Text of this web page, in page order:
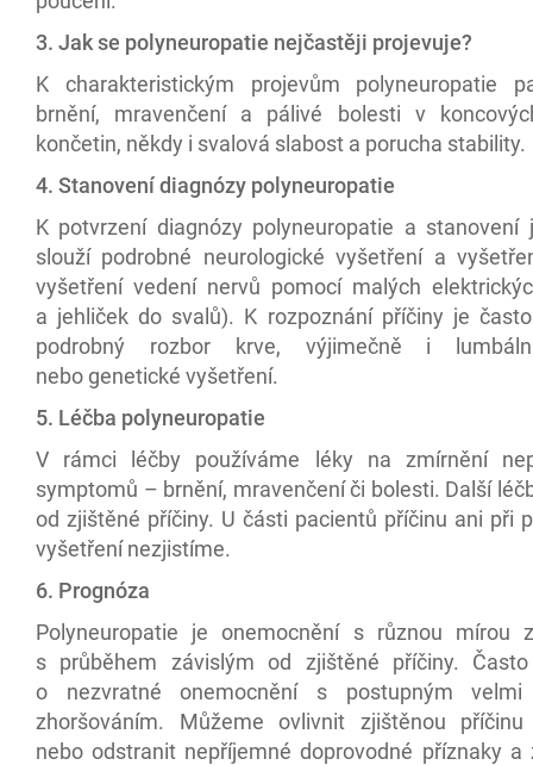
3. Jak se polyneuropatie nejčastěji projevuje?
K charakteristickým projevům polyneuropatie
brnění, mravenčení a pálivé bolesti v
končetin, někdy i svalová slabost a porucha stability.
4. Stanovení diagnózy polyneuropatie
K potvrzení diagnózy polyneuropatie a stanovení
slouží podrobné neurologické vyšetření a
vyšetření vedení nervů pomocí malých
a jehliček do svalů). K rozpoznání příčiny je
podrobný rozbor krve, výjimečně i
nebo genetické vyšetření.
5. Léčba polyneuropatie
V rámci léčby používáme léky na zmírnění
symptomů – brnění, mravenčení či bolesti. Další
od zjištěné příčiny. U části pacientů příčinu ani při
vyšetření nezjistíme.
6. Prognóza
Polyneuropatie je onemocnění s různou mírou
s průběhem závislým od zjištěné příčiny.
o nezvratné onemocnění s postupným velmi
zhoršováním. Můžeme ovlivnit zjištěnou
nebo odstranit nepříjemné doprovodné příznaky a